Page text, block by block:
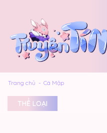
Trang chủ Cá Mập
THỂ LOẠI